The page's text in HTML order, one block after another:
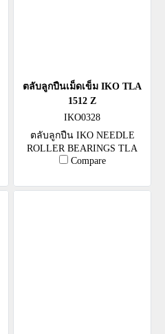
ตลับลูกปืนเม็ดเข็ม IKO TLA
1512 Z
IKO0328
ตลับลูกปืน IKO NEEDLE
ROLLER BEARINGS TLA
1512 Z
Compare